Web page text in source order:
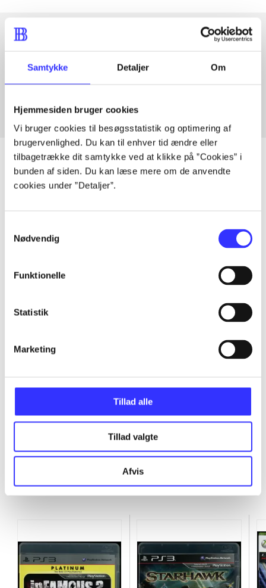
Samtykke Detaljer Om
Hjemmesiden bruger cookies
Vi bruger cookies til besøgsstatistik og optimering af
brugervenlighed. Du kan til enhver tid ændre eller
tilbagetrække dit samtykke ved at klikke på ”Cookies” i
bunden af siden. Du kan læse mere om de anvendte
cookies under ”Detaljer”.
Nødvendig
Funktionelle
Statistik
Marketing
Tillad alle
Tillad valgte
Afvis
Artikler med samme emner
Minder om